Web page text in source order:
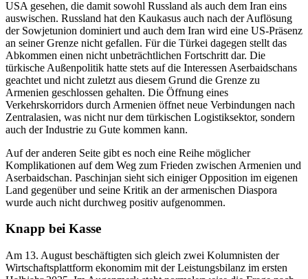
USA gesehen, die damit sowohl Russland als auch dem Iran eins
auswischen. Russland hat den Kaukasus auch nach der Auflösung
der Sowjetunion dominiert und auch dem Iran wird eine US-Präsenz
an seiner Grenze nicht gefallen. Für die Türkei dagegen stellt das
Abkommen einen nicht unbeträchtlichen Fortschritt dar. Die
türkische Außenpolitik hatte stets auf die Interessen Aserbaidschans
geachtet und nicht zuletzt aus diesem Grund die Grenze zu
Armenien geschlossen gehalten. Die Öffnung eines
Verkehrskorridors durch Armenien öffnet neue Verbindungen nach
Zentralasien, was nicht nur dem türkischen Logistiksektor, sondern
auch der Industrie zu Gute kommen kann.
Auf der anderen Seite gibt es noch eine Reihe möglicher
Komplikationen auf dem Weg zum Frieden zwischen Armenien und
Aserbaidschan. Paschinjan sieht sich einiger Opposition im eigenen
Land gegenüber und seine Kritik an der armenischen Diaspora
wurde auch nicht durchweg positiv aufgenommen.
Knapp bei Kasse
Am 13. August beschäftigten sich gleich zwei Kolumnisten der
Wirtschaftsplattform ekonomim mit der Leistungsbilanz im ersten